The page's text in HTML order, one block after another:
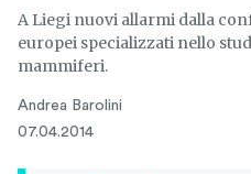
A Liegi nuovi allarmi dalla
europei specializzati nello
mammiferi.
Andrea Barolini
07.04.2014